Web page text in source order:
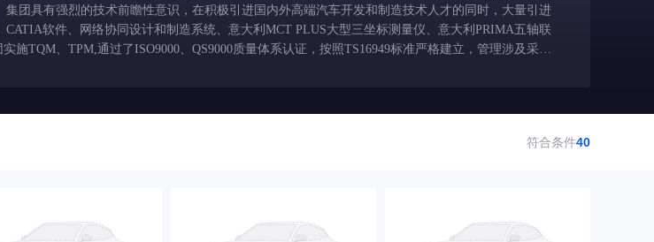
具有强烈的技术前瞻性意识，在积极引进国内外高端汽车开发和制造技术人才的同时，大量引进
软件、网络协同设计和制造系统、意大利MCT PLUS大型三坐标测量仪、意大利PRIMA五轴联
TQM、TPM,通过了ISO9000、QS9000质量体系认证，按照TS16949标准严格建立，管理涉及采
符合条件40